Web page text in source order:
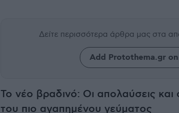
Δείτε περισσότερα άρθρα μας στα
Add Protothema.gr
Το νέο βραδινό: Οι απολαύσεις και
του πιο αγαπημένου γεύματος